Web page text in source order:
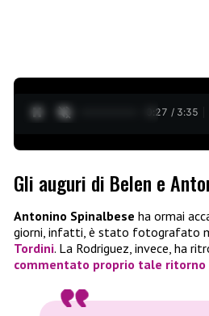
0:28 / 3:35
Gli auguri di Belen e
Antonino Spinalbese ha ormai
giorni, infatti, è stato fotografato
Tordini. La Rodriguez, invece, ha
commentato proprio tale ritorno